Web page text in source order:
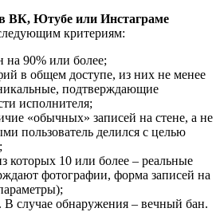
ВК, Ютубе или Инстаграме
критериям:
на 90% или более;
в общем доступе, из них не менее
подтверждающие
исполнителя;
«обычных» записей на стене, а не
пользователь делился с целью
которых 10 или более – реальные
фотографии, форма записей на
В случае обнаружения – вечный бан.